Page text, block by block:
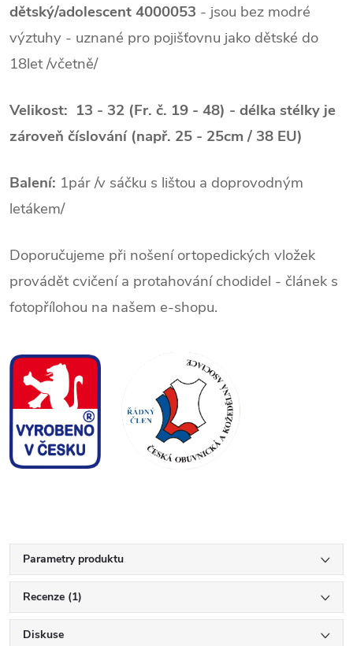
dětský/adolescent 4000053 - jsou bez modré
výztuhy - uznané pro pojišťovnu jako dětské do
18let /včetně/
Velikost: 13 - 32 (Fr. č. 19 - 48) - délka stélky je
zároveň číslování (např. 25 - 25cm / 38 EU)
Balení: 1pár /v sáčku s lištou a doprovodným
letákem/
Doporučujeme při nošení ortopedických vložek
provádět cvičení a protahování chodidel - článek s
fotopřílohou na našem e-shopu.
Parametry produktu
Recenze (1)
Diskuse